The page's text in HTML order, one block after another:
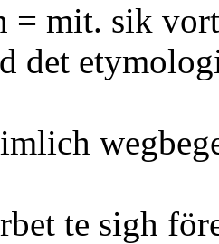
= mit. sik
det
te sigh